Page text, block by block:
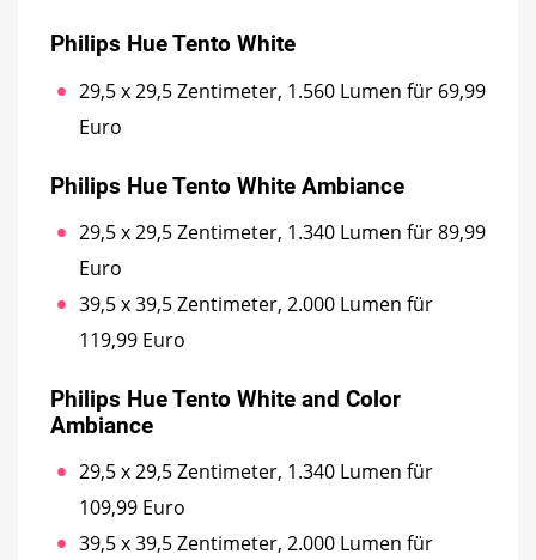
Philips Hue Tento White
29,5 x 29,5 Zentimeter, 1.560 Lumen für 69,99
Euro
Philips Hue Tento White Ambiance
29,5 x 29,5 Zentimeter, 1.340 Lumen für 89,99
Euro
39,5 x 39,5 Zentimeter, 2.000 Lumen für
119,99 Euro
Philips Hue Tento White and Color
Ambiance
29,5 x 29,5 Zentimeter, 1.340 Lumen für
109,99 Euro
39,5 x 39,5 Zentimeter, 2.000 Lumen für